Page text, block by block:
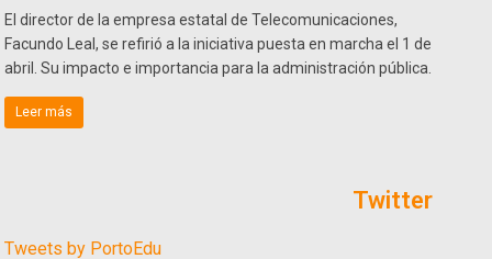
El director de la empresa estatal de Telecomunicaciones,
Facundo Leal, se refirió a la iniciativa puesta en marcha el 1 de
abril. Su impacto e importancia para la administración pública.
Leer más
Twitter
Tweets by PortoEdu